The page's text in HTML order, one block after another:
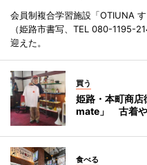
会員制複合学習施設「OTIUNA
（姫路市書写、TEL 080-1195-
迎えた。
買う
姫路・本町商
mate」 古着
食べる